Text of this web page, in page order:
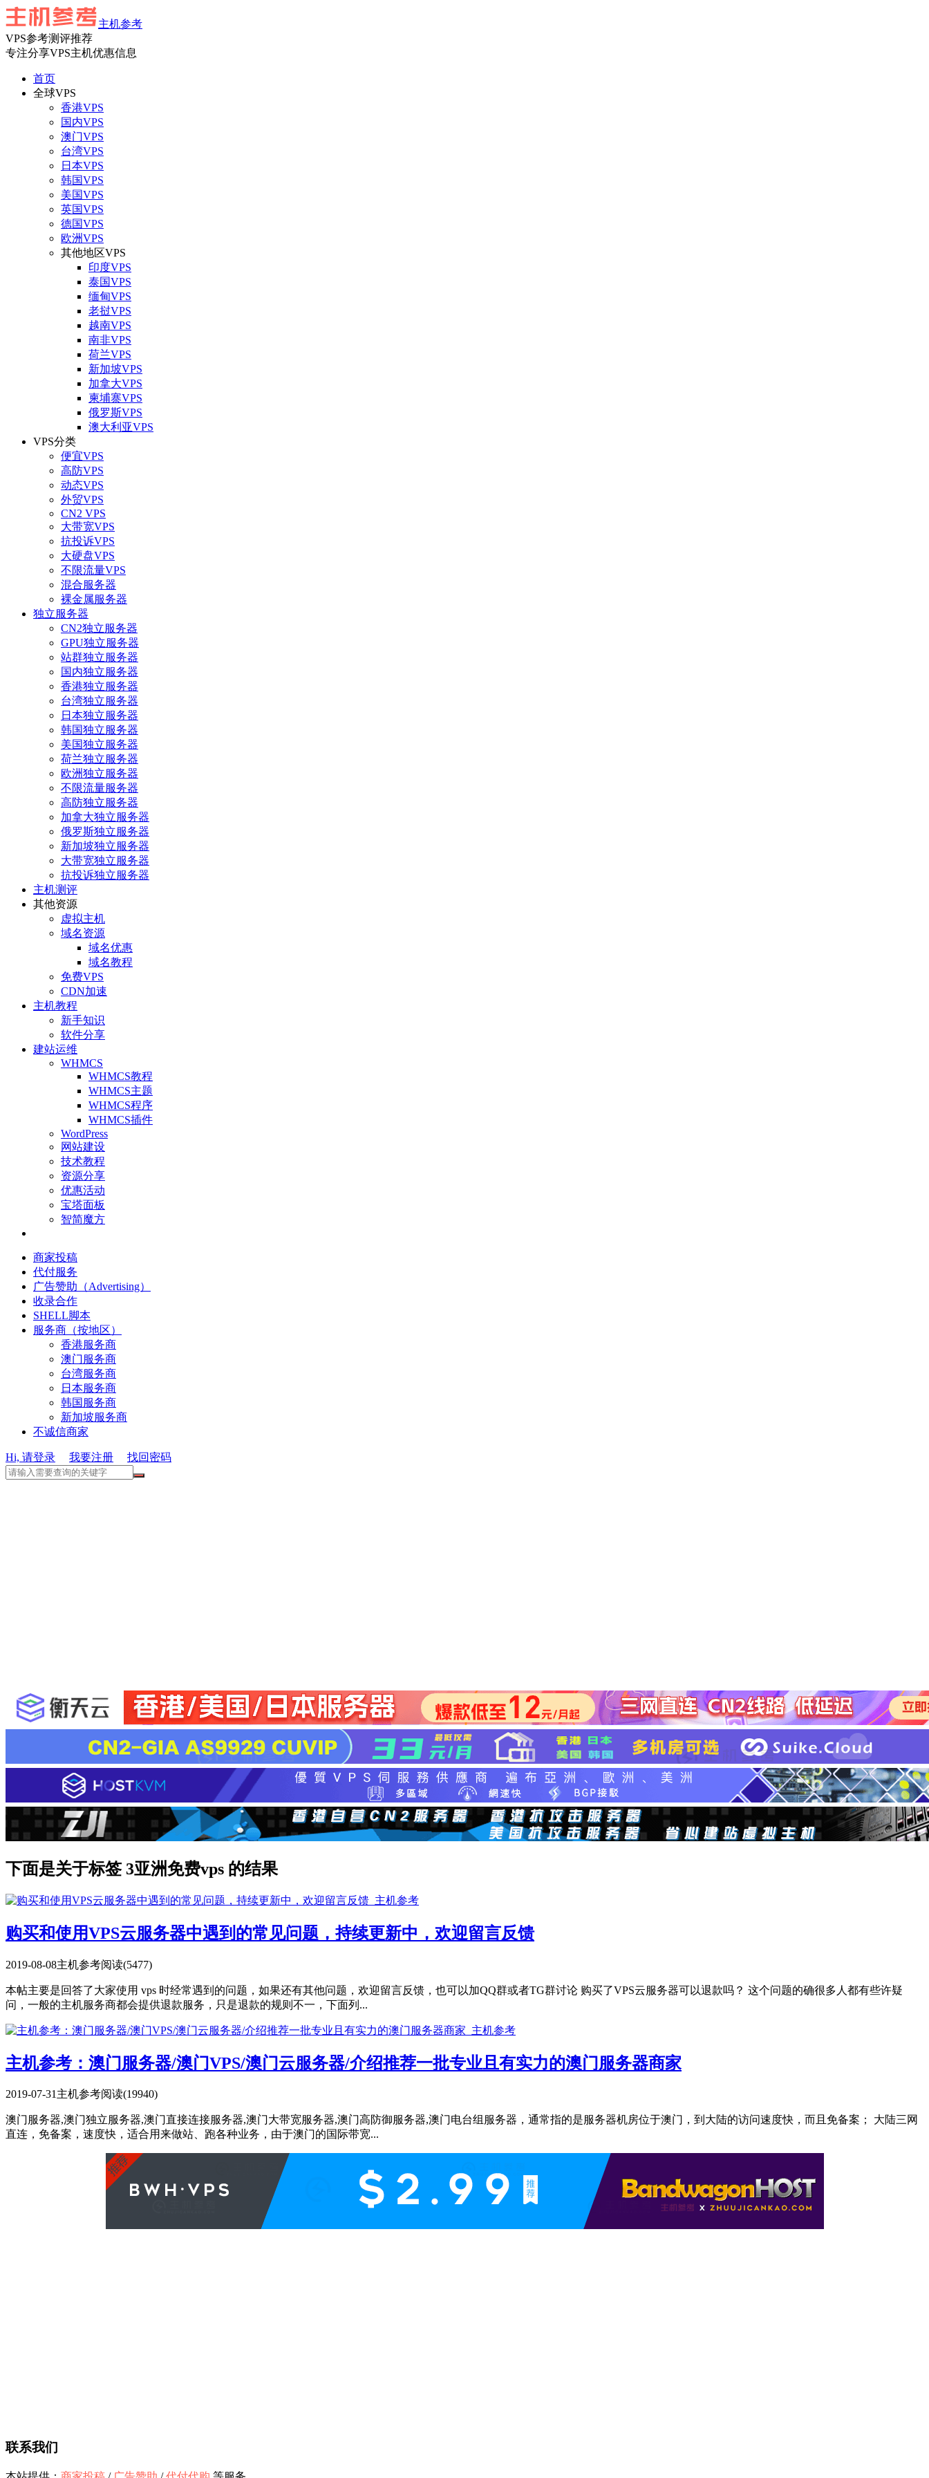
主机参考
VPS参考测评推荐
专注分享VPS主机优惠信息
首页
全球VPS
香港VPS
国内VPS
澳门VPS
台湾VPS
日本VPS
韩国VPS
美国VPS
英国VPS
德国VPS
欧洲VPS
其他地区VPS
印度VPS
泰国VPS
缅甸VPS
老挝VPS
越南VPS
南非VPS
荷兰VPS
新加坡VPS
加拿大VPS
柬埔寨VPS
俄罗斯VPS
澳大利亚VPS
VPS分类
便宜VPS
高防VPS
动态VPS
外贸VPS
CN2 VPS
大带宽VPS
抗投诉VPS
大硬盘VPS
不限流量VPS
混合服务器
裸金属服务器
独立服务器
CN2独立服务器
GPU独立服务器
站群独立服务器
国内独立服务器
香港独立服务器
台湾独立服务器
日本独立服务器
韩国独立服务器
美国独立服务器
荷兰独立服务器
欧洲独立服务器
不限流量服务器
高防独立服务器
加拿大独立服务器
俄罗斯独立服务器
新加坡独立服务器
大带宽独立服务器
抗投诉独立服务器
主机测评
其他资源
虚拟主机
域名资源
域名优惠
域名教程
免费VPS
CDN加速
主机教程
新手知识
软件分享
建站运维
WHMCS
WHMCS教程
WHMCS主题
WHMCS程序
WHMCS插件
WordPress
网站建设
技术教程
资源分享
优惠活动
宝塔面板
智简魔方
商家投稿
代付服务
广告赞助（Advertising）
收录合作
SHELL脚本
服务商（按地区）
香港服务商
澳门服务商
台湾服务商
日本服务商
韩国服务商
新加坡服务商
不诚信商家
Hi, 请登录 我要注册 找回密码
下面是关于标签 3亚洲免费vps 的结果
购买和使用VPS云服务器中遇到的常见问题，持续更新中，欢迎留言反馈
2019-08-08主机参考阅读(5477)
本帖主要是回答了大家使用 vps 时经常遇到的问题，如果还有其他问题，欢迎留言反馈，也可以加QQ群或者TG群讨论 购买了VPS云服务器可以退款吗？ 这个问题的确很多人都有些许疑
问，一般的主机服务商都会提供退款服务，只是退款的规则不一，下面列...
主机参考：澳门服务器/澳门VPS/澳门云服务器/介绍推荐一批专业且有实力的澳门服务器商家
2019-07-31主机参考阅读(19940)
澳门服务器,澳门独立服务器,澳门直接连接服务器,澳门大带宽服务器,澳门高防御服务器,澳门电台组服务器，通常指的是服务器机房位于澳门，到大陆的访问速度快，而且免备案； 大陆三网
直连，免备案，速度快，适合用来做站、跑各种业务，由于澳门的国际带宽...
联系我们